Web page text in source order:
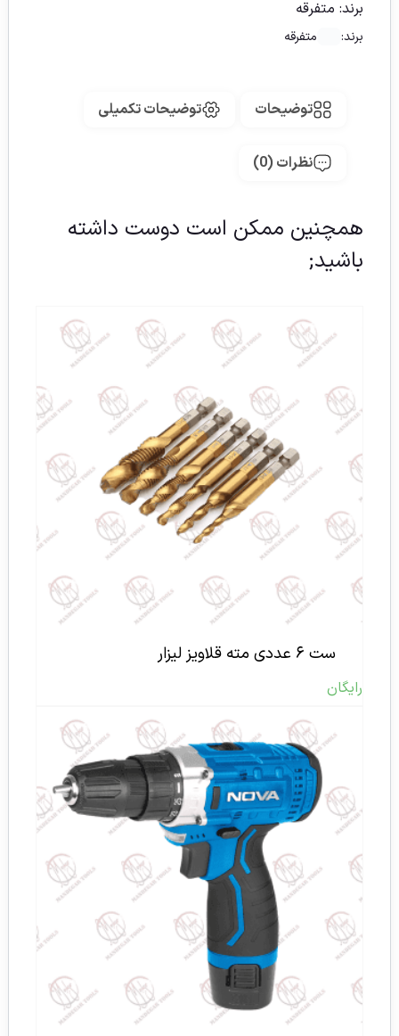
برند: متفرقه
برند: متفرقه
توضیحات توضیحات تکمیلی
نظرات (0)
همچنین ممکن است دوست داشته
باشید;
ست ۶ عددی مته قلاویز لیزار
رایگان